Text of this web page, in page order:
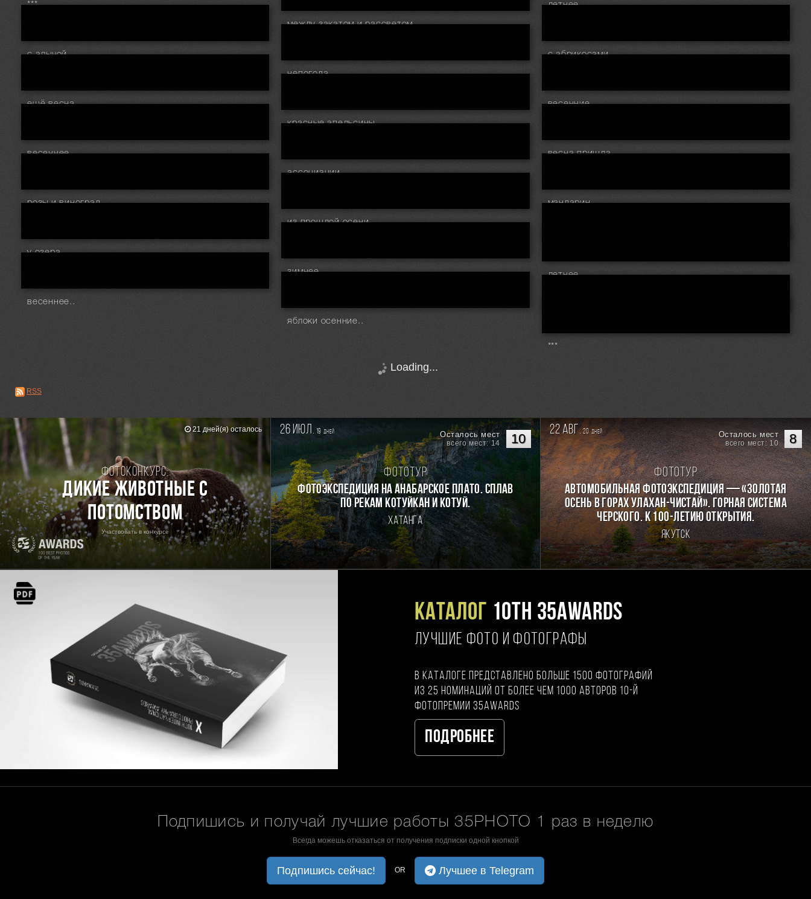
*** летнее..
между закатом и рассветом..
с алычой.. с абрикосами..
непогода
ещё весна... весенние..
красные апельсины..
весеннее.. весна пришла..
ассоциации...
розы и виноград... мандарин..
из прошлой осени..
у озера
зимнее.. летнее..
весеннее..
яблоки осенние..
***
Loading...
RSS
Фотоконкурс:
Дикие животные с
потомством
Участвовать в конкурсе
21 дней(я) осталось 26 июл. 19 дней 10
Осталось мест
всего мест: 14
Фототур
Фотоэкспедиция на Анабарское плато. Сплав
по рекам Котуйкан и Котуй.
Хатанга
22 авг. 20дней 8
Осталось мест
всего мест: 10
Фототур
Автомобильная фотоэкспедиция — «Золотая
осень в горах Улахан-Чистай». Горная система
Черского. К 100-летию открытия.
Якутск
Каталог 10TH 35AWARDS
ЛУЧШИЕ ФОТО И ФОТОГРАФЫ
В каталоге представлено больше 1500 фотографий
из 25 номинаций от более чем 1000 авторов 10-й
фотопремии 35AWARDS
Подробнее
Подпишись и получай лучшие работы 35PHOTO 1 раз в неделю
Всегда можешь отказаться от получения подписки одной кнопкой
Подпишись сейчас! OR Лучшее в Telegram